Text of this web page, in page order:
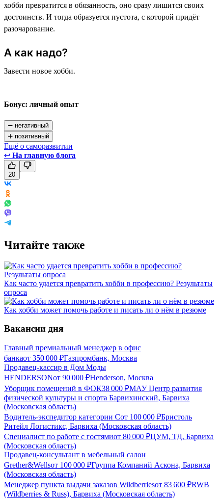
хобби превратится в обязанность, оно сразу лишится своих
достоинств. И тогда образуется пустота, с которой придёт
разочарование.
А как надо?
Завести новое хобби.
Бонус: личный опыт
➖ негативный
➕ позитивный
Ещё о саморазвитии
↩ На главную блога
20
Читайте также
Как часто удается превратить хобби в профессию? Результаты
опроса
Как хобби может помочь работе и писать ли о нём в резюме
Вакансии дня
Главный премиальный менеджер в офис
банкаот 350 000 ₽Газпромбанк, Москва
Продавец-кассир в Дом Моды
HENDERSONот 90 000 ₽Henderson, Москва
Уборщик помещений в ФОК38 000 ₽МАУ Центр развития
физической культуры и спорта Барвихинский, Барвиха
(Московская область)
Водитель-экспедитор категории Сот 100 000 ₽Бристоль
Ритейл Логистикс, Барвиха (Московская область)
Специалист по работе с гостямиот 80 000 ₽ЦУМ, ТД, Барвиха
(Московская область)
Продавец-консультант в мебельный салон
Grether&Wellsот 100 000 ₽Группа Компаний Аскона, Барвиха
(Московская область)
Менеджер пункта выдачи заказов Wildberriesот 83 600 ₽RWB
(Wildberries & Russ), Барвиха (Московская область)